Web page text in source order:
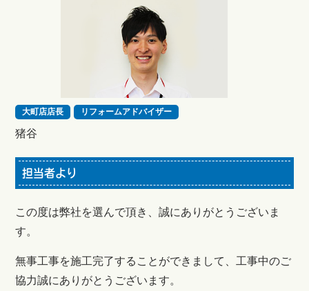
大町店店長 リフォームアドバイザー
猪谷
担当者より
この度は弊社を選んで頂き、誠にありがとうございま
す。
無事工事を施工完了することができまして、工事中のご
協力誠にありがとうございます。